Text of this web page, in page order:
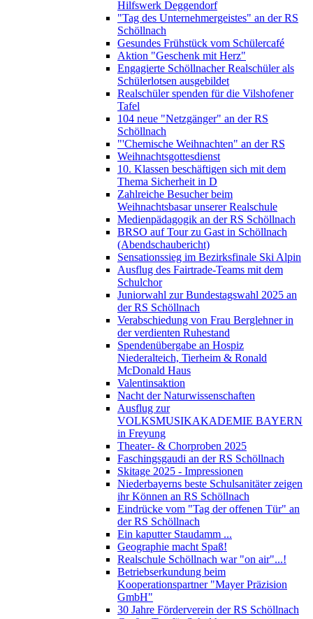
Hilfswerk Deggendorf
"Tag des Unternehmergeistes" an der RS
Schöllnach
Gesundes Frühstück vom Schülercafé
Aktion "Geschenk mit Herz"
Engagierte Schöllnacher Realschüler als
Schülerlotsen ausgebildet
Realschüler spenden für die Vilshofener
Tafel
104 neue "Netzgänger" an der RS
Schöllnach
"'Chemische Weihnachten" an der RS
Weihnachtsgottesdienst
10. Klassen beschäftigen sich mit dem
Thema Sicherheit in D
Zahlreiche Besucher beim
Weihnachtsbasar unserer Realschule
Medienpädagogik an der RS Schöllnach
BRSO auf Tour zu Gast in Schöllnach
(Abendschaubericht)
Sensationssieg im Bezirksfinale Ski Alpin
Ausflug des Fairtrade-Teams mit dem
Schulchor
Juniorwahl zur Bundestagswahl 2025 an
der RS Schöllnach
Verabschiedung von Frau Berglehner in
der verdienten Ruhestand
Spendenübergabe an Hospiz
Niederalteich, Tierheim & Ronald
McDonald Haus
Valentinsaktion
Nacht der Naturwissenschaften
Ausflug zur
VOLKSMUSIKAKADEMIE BAYERN
in Freyung
Theater- & Chorproben 2025
Faschingsgaudi an der RS Schöllnach
Skitage 2025 - Impressionen
Niederbayerns beste Schulsanitäter zeigen
ihr Können an RS Schöllnach
Eindrücke vom "Tag der offenen Tür" an
der RS Schöllnach
Ein kaputter Staudamm ...
Geographie macht Spaß!
Realschule Schöllnach war "on air"...!
Betriebserkundung beim
Kooperationspartner "Mayer Präzision
GmbH"
30 Jahre Förderverein der RS Schöllnach